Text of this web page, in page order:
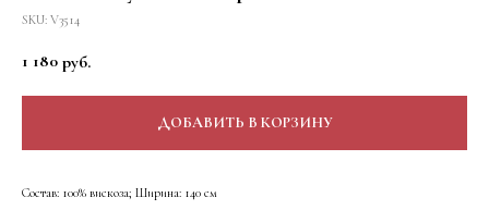
SKU: V3514
1 180 руб.
ДОБАВИТЬ В КОРЗИНУ
Состав: 100% вискоза; Ширина: 140 см